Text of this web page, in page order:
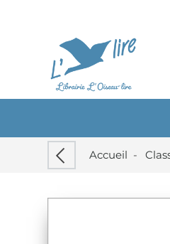
Accueil -